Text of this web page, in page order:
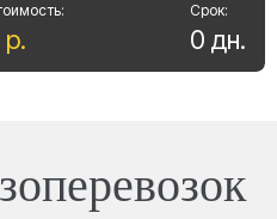
р.
Срок:
0 дн.